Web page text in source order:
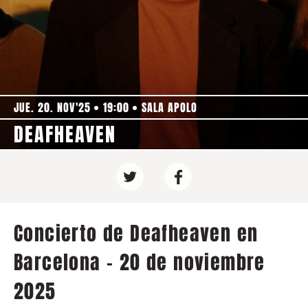
JUE. 20. NOV'25 19:00 SALA APOLO
DEAFHEAVEN
Concierto de Deafheaven en
Barcelona - 20 de noviembre
2025